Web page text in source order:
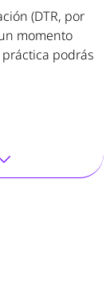
(DTR, por
momento
podrás